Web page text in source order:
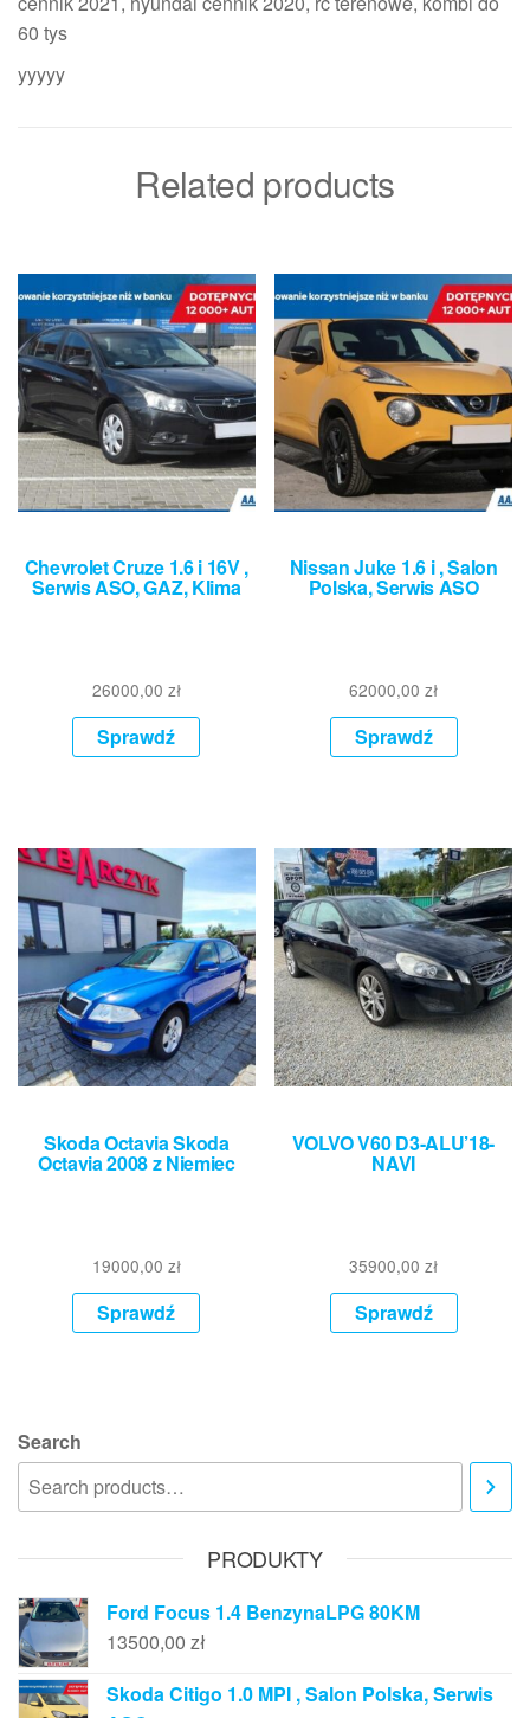
60 tys
yyyyy
Related products
Chevrolet Cruze 1.6 i 16V ,
Serwis ASO, GAZ, Klima
26000,00 zł
Sprawdź
Nissan Juke 1.6 i , Salon
Polska, Serwis ASO
62000,00zł
Sprawdź
Skoda Octavia Skoda
Octavia 2008 z Niemiec
19000,00 zł
Sprawdź
VOLVO V60 D3-ALU’18-
NAVI
35900,00zł
Sprawdź
Search
PRODUKTY
Ford Focus 1.4 BenzynaLPG 80KM
13500,00 zł
Skoda Citigo 1.0 MPI , Salon Polska, Serwis